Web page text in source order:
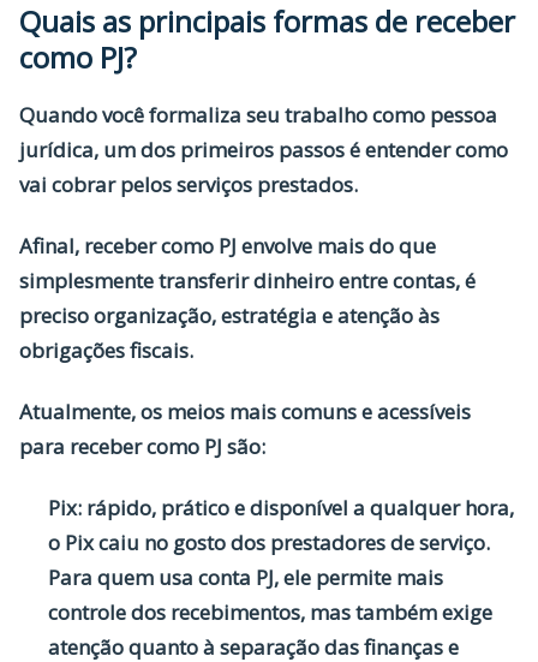
Quais as principais formas de receber
como PJ?
Quando você formaliza seu trabalho como pessoa
jurídica, um dos primeiros passos é entender como
vai cobrar pelos serviços prestados.
Afinal, receber como PJ envolve mais do que
simplesmente transferir dinheiro entre contas, é
preciso organização, estratégia e atenção às
obrigações fiscais.
Atualmente, os meios mais comuns e acessíveis
para receber como PJ são:
Pix: rápido, prático e disponível a qualquer hora,
o Pix caiu no gosto dos prestadores de serviço.
Para quem usa conta PJ, ele permite mais
controle dos recebimentos, mas também exige
atenção quanto à separação das finanças e